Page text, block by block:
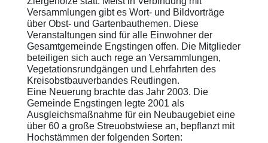
Versammlungen gibt es Wort- und Bildvorträge
über Obst- und Gartenbauthemen. Diese
Veranstaltungen sind für alle Einwohner der
Gesamtgemeinde Engstingen offen. Die Mitglieder
beteiligen sich auch rege an Versammlungen,
Vegetationsrundgängen und Lehrfahrten des
Kreisobstbauverbandes Reutlingen.
Eine Neuerung brachte das Jahr 2003. Die
Gemeinde Engstingen legte 2001 als
Ausgleichsmaßnahme für ein Neubaugebiet eine
über 60 a große Streuobstwiese an, bepflanzt mit
Hochstämmen der folgenden Sorten: